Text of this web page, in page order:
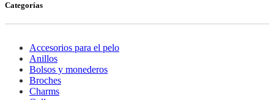
Categorías
Accesorios para el pelo
Anillos
Bolsos y monederos
Broches
Charms